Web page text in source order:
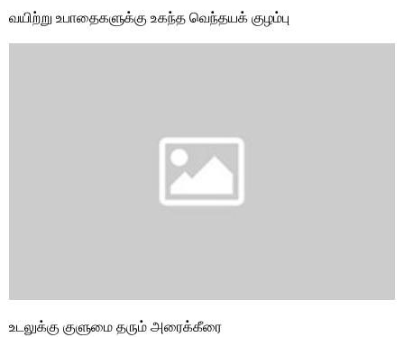
வயிற்று உபாதைகளுக்கு உகந்த வெந்தயக் குழம்பு
உடலுக்கு குளுமை தரும் அரைக்கீரை